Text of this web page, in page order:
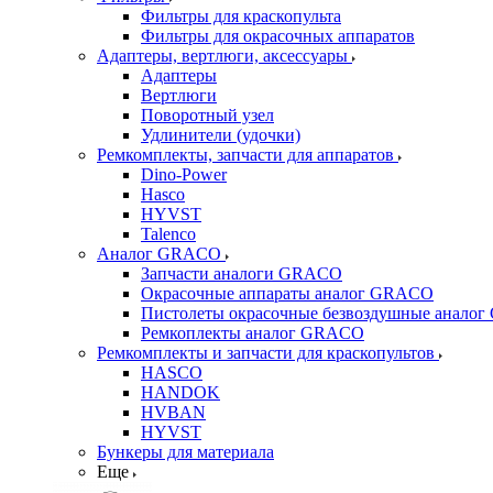
Фильтры для краскопульта
Фильтры для окрасочных аппаратов
Адаптеры, вертлюги, аксессуары
Адаптеры
Вертлюги
Поворотный узел
Удлинители (удочки)
Ремкомплекты, запчасти для аппаратов
Dino-Power
Hasco
HYVST
Talenco
Аналог GRACO
Запчасти аналоги GRACO
Окрасочные аппараты аналог GRACO
Пистолеты окрасочные безвоздушные аналог
Ремкоплекты аналог GRACO
Ремкомплекты и запчасти для краскопультов
HASCO
HANDOK
HVBAN
HYVST
Бункеры для материала
Еще